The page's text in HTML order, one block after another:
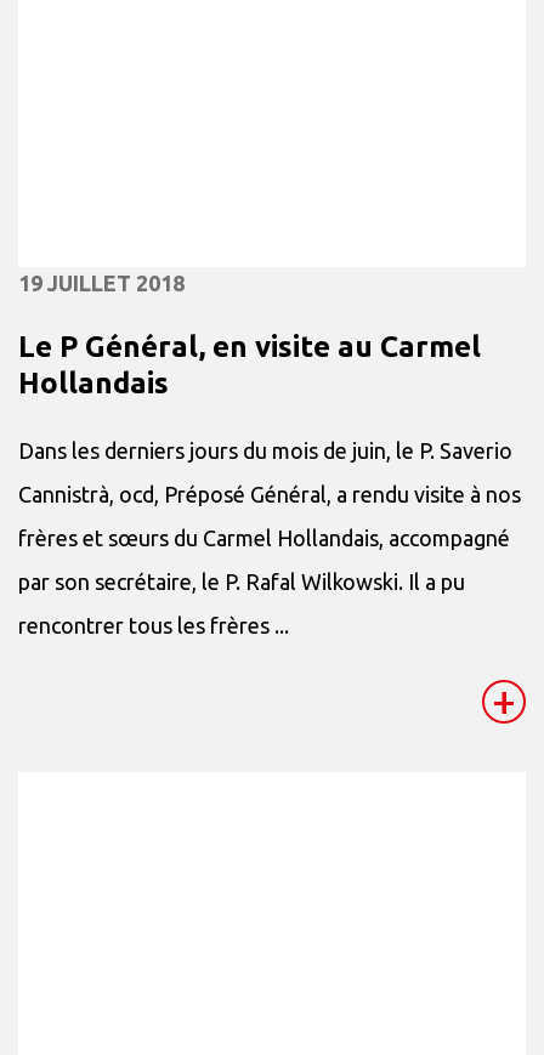
19 JUILLET 2018
Le P Général, en visite au Carmel
Hollandais
Dans les derniers jours du mois de juin, le P. Saverio
Cannistrà, ocd, Préposé Général, a rendu visite à nos
frères et sœurs du Carmel Hollandais, accompagné
par son secrétaire, le P. Rafal Wilkowski. Il a pu
rencontrer tous les frères ...
+